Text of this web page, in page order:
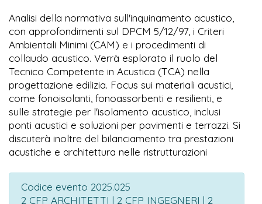
Analisi della normativa sull'inquinamento acustico,
con approfondimenti sul DPCM 5/12/97, i Criteri
Ambientali Minimi (CAM) e i procedimenti di
collaudo acustico. Verrà esplorato il ruolo del
Tecnico Competente in Acustica (TCA) nella
progettazione edilizia. Focus sui materiali acustici,
come fonoisolanti, fonoassorbenti e resilienti, e
sulle strategie per l'isolamento acustico, inclusi
ponti acustici e soluzioni per pavimenti e terrazzi. Si
discuterà inoltre del bilanciamento tra prestazioni
acustiche e architettura nelle ristrutturazioni
Codice evento 2025.025
2 CFP ARCHITETTI | 2 CFP INGEGNERI | 2